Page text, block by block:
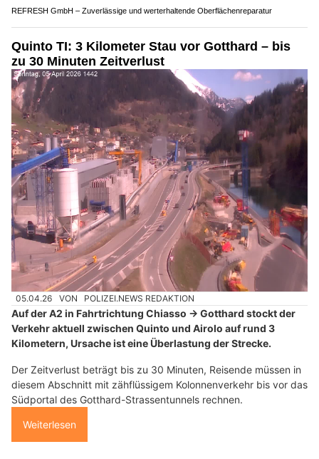
REFRESH GmbH – Zuverlässige und werterhaltende Oberflächenreparatur
Quinto TI: 3 Kilometer Stau vor Gotthard – bis
zu 30 Minuten Zeitverlust
05.04.26 VON POLIZEI.NEWS REDAKTION
Auf der A2 in Fahrtrichtung Chiasso → Gotthard stockt der
Verkehr aktuell zwischen Quinto und Airolo auf rund 3
Kilometern, Ursache ist eine Überlastung der Strecke.
Der Zeitverlust beträgt bis zu 30 Minuten, Reisende müssen in
diesem Abschnitt mit zähflüssigem Kolonnenverkehr bis vor das
Südportal des Gotthard-Strassentunnels rechnen.
Weiterlesen